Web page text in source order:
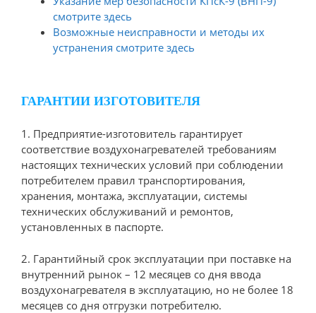
смотрите здесь
Возможные неисправности и методы их
устранения смотрите здесь
ГАРАНТИИ ИЗГОТОВИТЕЛЯ
1. Предприятие-изготовитель гарантирует
соответствие воздухонагревателей требованиям
настоящих технических условий при соблюдении
потребителем правил транспортирования,
хранения, монтажа, эксплуатации, системы
технических обслуживаний и ремонтов,
установленных в паспорте.
2. Гарантийный срок эксплуатации при поставке на
внутренний рынок – 12 месяцев со дня ввода
воздухонагревателя в эксплуатацию, но не более 18
месяцев со дня отгрузки потребителю.